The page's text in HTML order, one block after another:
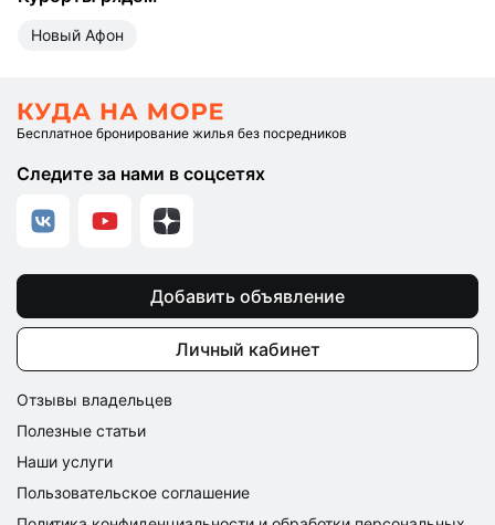
Новый Афон
Бесплатное бронирование жилья без посредников
Следите за нами в соцсетях
Добавить объявление
Личный кабинет
Отзывы владельцев
Полезные статьи
Наши услуги
Пользовательское соглашение